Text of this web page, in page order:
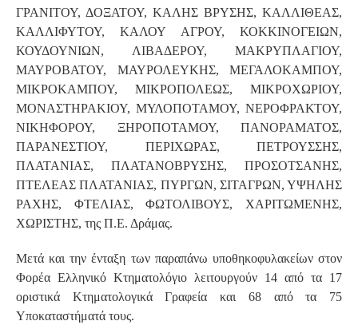
ΓΡΑΝΙΤΟΥ, ΔΟΞΑΤΟΥ, ΚΑΛΗΣ ΒΡΥΣΗΣ, ΚΑΛΛΙΘΕΑΣ,
ΚΑΛΛΙΦΥΤΟΥ, ΚΑΛΟΥ ΑΓΡΟΥ, ΚΟΚΚΙΝΟΓΕΙΩΝ,
ΚΟΥΔΟΥΝΙΩΝ, ΛΙΒΑΔΕΡΟΥ, ΜΑΚΡΥΠΛΑΓΙΟΥ,
ΜΑΥΡΟΒΑΤΟΥ, ΜΑΥΡΟΛΕΥΚΗΣ, ΜΕΓΑΛΟΚΑΜΠΟΥ,
ΜΙΚΡΟΚΑΜΠΟΥ, ΜΙΚΡΟΠΟΛΕΩΣ, ΜΙΚΡΟΧΩΡΙΟΥ,
ΜΟΝΑΣΤΗΡΑΚΙΟΥ, ΜΥΛΟΠΟΤΑΜΟΥ, ΝΕΡΟΦΡΑΚΤΟΥ,
ΝΙΚΗΦΟΡΟΥ, ΞΗΡΟΠΟΤΑΜΟΥ, ΠΑΝΟΡΑΜΑΤΟΣ,
ΠΑΡΑΝΕΣΤΙΟΥ, ΠΕΡΙΧΩΡΑΣ, ΠΕΤΡΟΥΣΣΗΣ,
ΠΛΑΤΑΝΙΑΣ, ΠΛΑΤΑΝΟΒΡΥΣΗΣ, ΠΡΟΣΟΤΣΑΝΗΣ,
ΠΤΕΛΕΑΣ ΠΛΑΤΑΝΙΑΣ, ΠΥΡΓΩΝ, ΣΙΤΑΓΡΩΝ, ΥΨΗΛΗΣ
ΡΑΧΗΣ, ΦΤΕΛΙΑΣ, ΦΩΤΟΛΙΒΟΥΣ, ΧΑΡΙΤΩΜΕΝΗΣ,
ΧΩΡΙΣΤΗΣ, της Π.Ε. Δράμας.
Μετά και την ένταξη των παραπάνω υποθηκοφυλακείων στον
Φορέα Ελληνικό Κτηματολόγιο λειτουργούν 14 από τα 17
οριστικά Κτηματολογικά Γραφεία και 68 από τα 75
Υποκαταστήματά τους.